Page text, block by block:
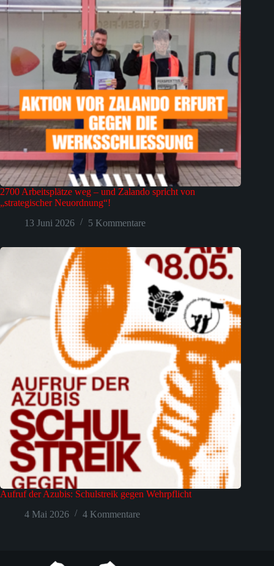
2700 Arbeitsplätze weg – und Zalando spricht von
„strategischer Neuordnung“!
13 Juni 2026
5 Kommentare
Aufruf der Azubis: Schulstreik gegen Wehrpflicht
4 Mai 2026
4 Kommentare